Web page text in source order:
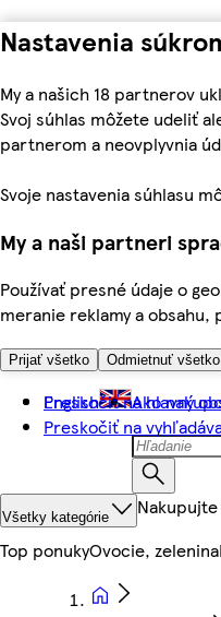
Nastavenia
My a našich 18 partnerov
Svoj súhlas môžete udeliť
partnerom a neovplyvnia
Svoje nastavenia súhlasu
My a naši partneri
Používať presné údaje o
meranie reklamy a obsahu,
Prijať všetko Odmietnuť všetko
Preskočiť na hlavný
Preskočiť na
English Ako
Všetky kategórie
Top ponukyOvocie, zelenina